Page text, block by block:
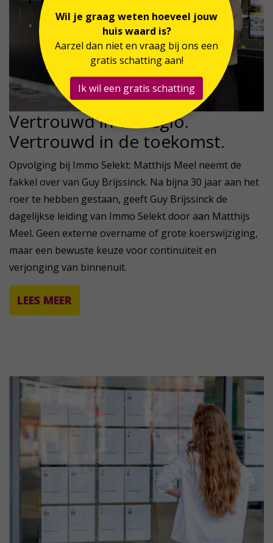
Vertrouwd in de regio.
Vertrouwd in de toekomst.
Opvolging bij Immo Selekt: Matthijs Meel neemt de
fakkel over van Guy Brijssinck. Na bijna 30 jaar aan het
roer te hebben gestaan, geeft Guy Brijssinck de
dagelijkse leiding van Immo Selekt door aan Matthijs
Meel. Geen externe overname of grote koerswijziging,
maar een bewuste keuze voor continuïteit en
verjonging van binnenuit.
LEES MEER
Wil je graag weten hoeveel jouw
huis waard is?
Aarzel dan niet en vraag bij ons een
gratis schatting aan!
Ik wil een gratis schatting